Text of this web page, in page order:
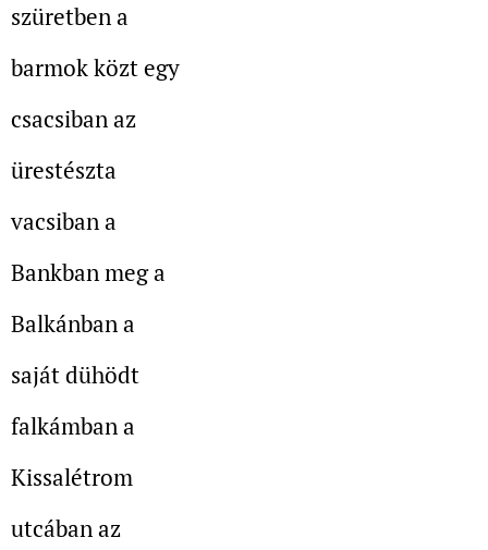
szüretben a
barmok közt egy
csacsiban az
ürestészta
vacsiban a
Bankban meg a
Balkánban a
saját dühödt
falkámban a
Kissalétrom
utcában az